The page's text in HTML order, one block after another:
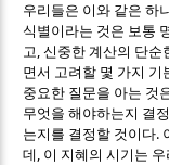
우리들은 이와 같은 하
식별이라는 것은 보통
고 ,신중한 계산의 단순
면서 고려할 몇 가지 기
중요한 질문을 아는 것
무엇을 해야하는지 결
는지를 결정할 것이다.
데 , 이 지혜의 시기는 우